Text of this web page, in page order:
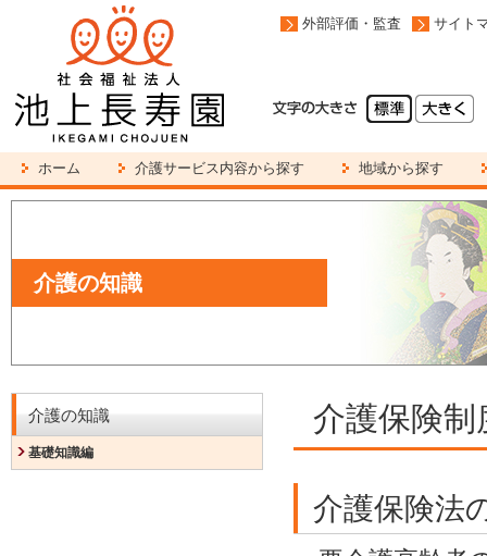
外部評価・監査 サイト
ホーム 介護サービス内容から探す 地域から探す
介護の知識
介護保険制
介護保険法
介護の知識
基礎知識編